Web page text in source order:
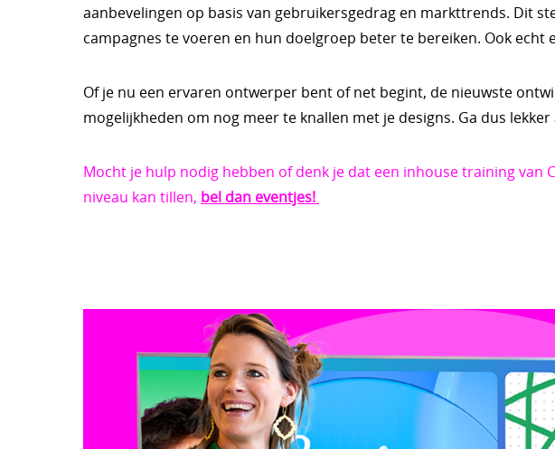
aanbevelingen op basis van gebruikersgedrag en markttrends. Dit
campagnes te voeren en hun doelgroep beter te bereiken. Ook echt
Of je nu een ervaren ontwerper bent of net begint, de nieuwste
mogelijkheden om nog meer te knallen met je designs. Ga dus lekker
Mocht je hulp nodig hebben of denk je dat een inhouse training van
niveau kan tillen, bel dan eventjes!